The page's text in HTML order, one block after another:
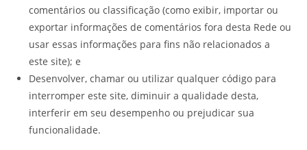
comentários ou classificação (como exibir, importar ou
exportar informações de comentários fora desta Rede ou
usar essas informações para fins não relacionados a
este site); e
Desenvolver, chamar ou utilizar qualquer código para
interromper este site, diminuir a qualidade desta,
interferir em seu desempenho ou prejudicar sua
funcionalidade.